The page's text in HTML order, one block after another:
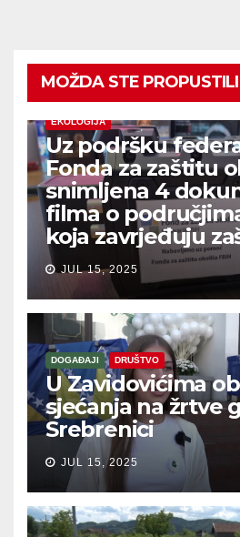
MOŽDA STE PROPUSTILI
EKOLOGIJA
Uz podršku
Fonda za zaštitu
snimljena 4
filma o
koja zavrjeđuju
JUL 15, 2025
DOGAĐAJI DRUŠTVO
U Zavidovićima
sjećanja na žrtve
Srebrenici
JUL 15, 2025